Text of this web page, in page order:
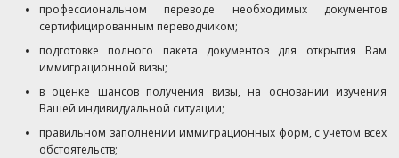
профессиональном переводе необходимых документов
сертифицированным переводчиком;
подготовке полного пакета документов для открытия Вам
иммиграционной визы;
в оценке шансов получения визы, на основании изучения
Вашей индивидуальной ситуации;
правильном заполнении иммиграционных форм, с учетом всех
обстоятельств;